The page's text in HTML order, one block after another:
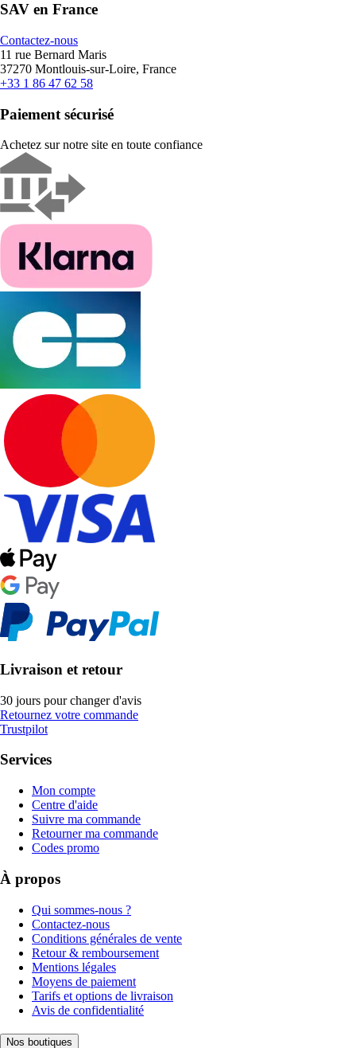
SAV en France
Contactez-nous
11 rue Bernard Maris
37270 Montlouis-sur-Loire, France
+33 1 86 47 62 58
Paiement sécurisé
Achetez sur notre site en toute confiance
Livraison et retour
30 jours pour changer d'avis
Retournez votre commande
Trustpilot
Services
Mon compte
Centre d'aide
Suivre ma commande
Retourner ma commande
Codes promo
À propos
Qui sommes-nous ?
Contactez-nous
Conditions générales de vente
Retour & remboursement
Mentions légales
Moyens de paiement
Tarifs et options de livraison
Avis de confidentialité
Nos boutiques